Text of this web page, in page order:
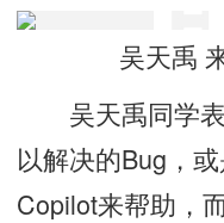
吴天禹
吴天禹同学表
以解决的Bug，
Copilot来帮助，